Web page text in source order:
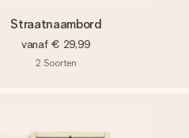
Straatnaambord
vanaf € 29,99
2 Soorten